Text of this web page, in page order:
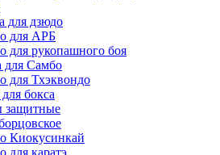
для дзюдо
для АРБ
для рукопашного боя
для Самбо
для Тхэквондо
бокса
Киокусинкай
для каратэ